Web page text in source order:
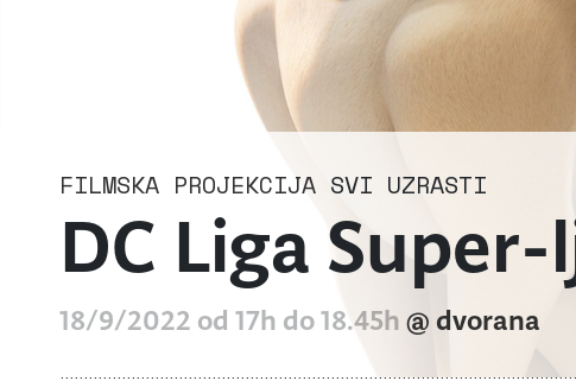
FILMSKA PROJEKCIJA SVI UZRASTI
DC Liga
18/9/2022 od 17h do 18.45h @ dvorana